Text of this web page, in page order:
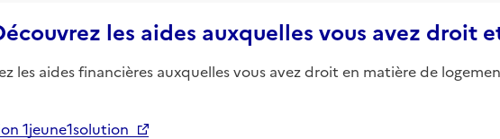
les aides auxquelles vous avez droit
les aides financières auxquelles vous avez droit en matière de
1jeune1solution